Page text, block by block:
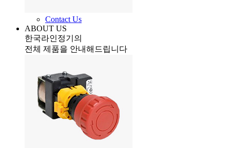
Contact Us
ABOUT US
한국라인정기의
전체 제품을 안내해드립니다